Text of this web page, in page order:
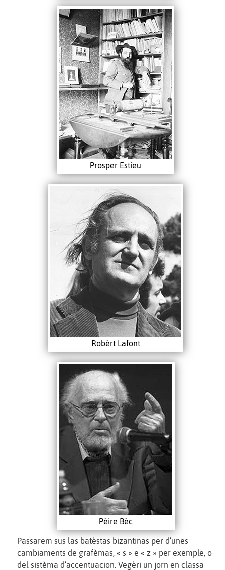
Prosper Estieu
Robèrt Lafont
Pèire Bèc
Passarem sus las batèstas bizantinas per d’unes
cambiaments de grafèmas, « s » e « z » per exemple, o
del sistèma d’accentuacion. Vegèri un jorn en classa